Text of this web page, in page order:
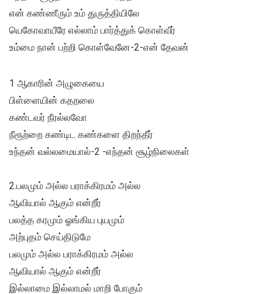
என் கண்ணீரும் உம் துருத்தியிலே
யெகோவாயீரே எல்லாம் பார்த்துக் கொள்வீர்
உம்மை நான் பற்றி கொள்வேனே-2-என் தேவன்
1 ஆகாரின் அழுகையை
பிள்ளையின் கதறலை
கண்டவர் நீரல்லவோ
நீரூற்றை கண்டிட கண்களை திறந்தீர்
உந்தன் வல்லமையால்-2 -எந்தன் சூழ்நிலைகள்
2.பலமும் அல்ல பராக்கிரமம் அல்ல
ஆவியால் ஆகும் என்றீர்
பலத்த கரமும் ஓங்கிய புயமும்
அற்புதம் செய்திடுமே
பலமும் அல்ல பராக்கிரமம் அல்ல
ஆவியால் ஆகும் என்றீர்
இல்லாமை இல்லாமல் மாறி போகும்